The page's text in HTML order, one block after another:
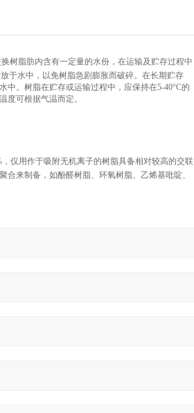
树脂肪内含有一定量的水份，在运输及贮存过程中
于水中，以免树脂急剧膨胀而破碎。在长期贮存
。树脂在贮存或运输过程中，应保持在5-40°C的
度可根据气温而定。
仅用作于吸附无机离子的树脂具备相对较高的交联
来制备，如酚醛树脂、环氧树脂、乙烯基吡啶、